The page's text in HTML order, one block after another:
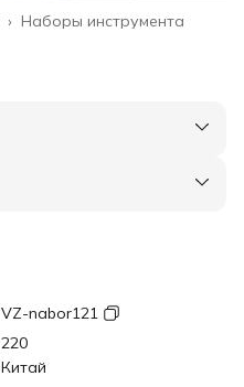
Наборы инструмента
›
VZ-nabor121
220
Китай